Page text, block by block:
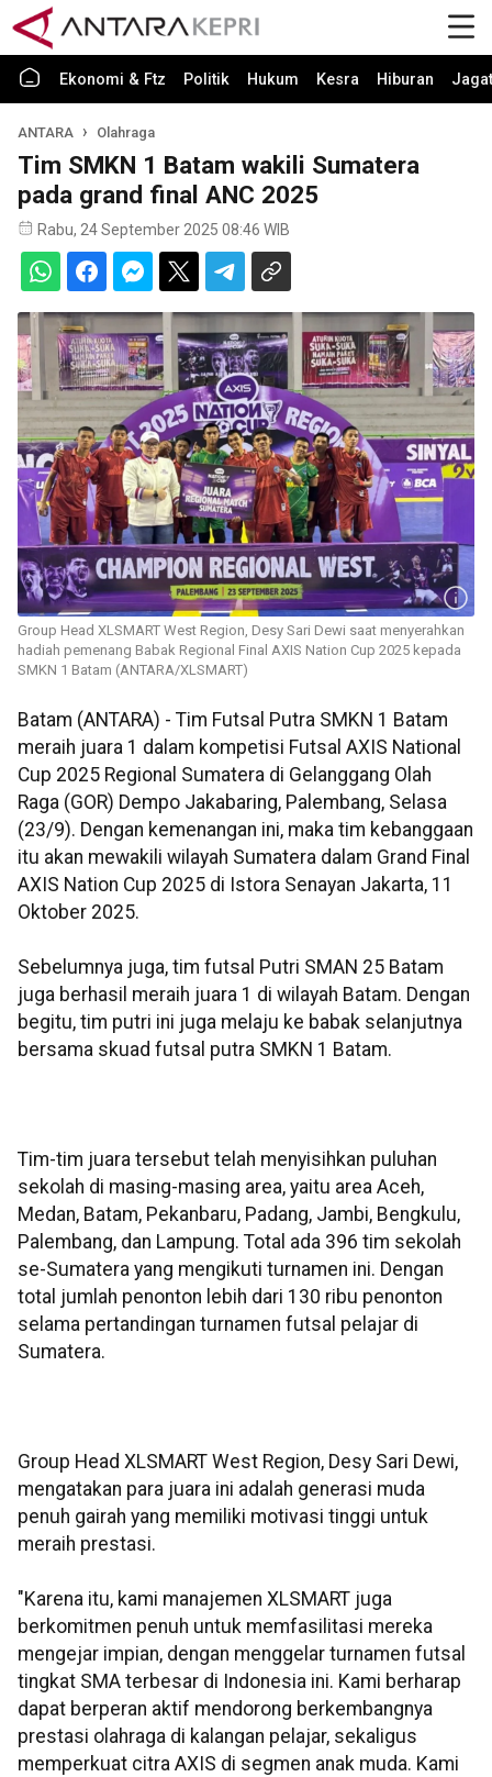
Ekonomi & Ftz Politik Hukum Kesra Hiburan Jagat
ANTARA Olahraga
Tim SMKN 1 Batam wakili Sumatera
pada grand final ANC 2025
Rabu, 24 September 2025 08:46 WIB
Group Head XLSMART West Region, Desy Sari Dewi saat menyerahkan
hadiah pemenang Babak Regional Final AXIS Nation Cup 2025 kepada
SMKN 1 Batam (ANTARA/XLSMART)
Batam (ANTARA) - Tim Futsal Putra SMKN 1 Batam
meraih juara 1 dalam kompetisi Futsal AXIS National
Cup 2025 Regional Sumatera di Gelanggang Olah
Raga (GOR) Dempo Jakabaring, Palembang, Selasa
(23/9). Dengan kemenangan ini, maka tim kebanggaan
itu akan mewakili wilayah Sumatera dalam Grand Final
AXIS Nation Cup 2025 di Istora Senayan Jakarta, 11
Oktober 2025.
Sebelumnya juga, tim futsal Putri SMAN 25 Batam
juga berhasil meraih juara 1 di wilayah Batam. Dengan
begitu, tim putri ini juga melaju ke babak selanjutnya
bersama skuad futsal putra SMKN 1 Batam.
Tim-tim juara tersebut telah menyisihkan puluhan
sekolah di masing-masing area, yaitu area Aceh,
Medan, Batam, Pekanbaru, Padang, Jambi, Bengkulu,
Palembang, dan Lampung. Total ada 396 tim sekolah
se-Sumatera yang mengikuti turnamen ini. Dengan
total jumlah penonton lebih dari 130 ribu penonton
selama pertandingan turnamen futsal pelajar di
Sumatera.
Group Head XLSMART West Region, Desy Sari Dewi,
mengatakan para juara ini adalah generasi muda
penuh gairah yang memiliki motivasi tinggi untuk
meraih prestasi.
"Karena itu, kami manajemen XLSMART juga
berkomitmen penuh untuk memfasilitasi mereka
mengejar impian, dengan menggelar turnamen futsal
tingkat SMA terbesar di Indonesia ini. Kami berharap
dapat berperan aktif mendorong berkembangnya
prestasi olahraga di kalangan pelajar, sekaligus
memperkuat citra AXIS di segmen anak muda. Kami